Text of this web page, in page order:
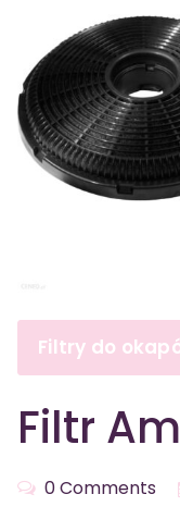
Filtry do
Filtr
0 Comments